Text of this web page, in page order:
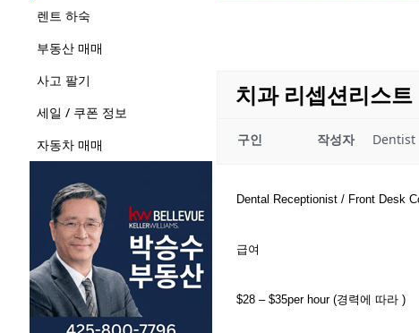
렌트 하숙
부동산 매매
사고 팔기
세일 / 쿠폰 정보
자동차 매매
치과 리셉션리스트
구인 작성자 Dentist
Dental Receptionist / Front Desk
급여
$28 – $35per hour (경력에 따라 )